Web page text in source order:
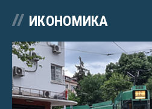
ИКОНОМИКА